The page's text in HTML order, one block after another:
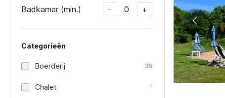
Badkamer (min.) - 0 +
Categorieën
Boerderij 36
Chalet 1